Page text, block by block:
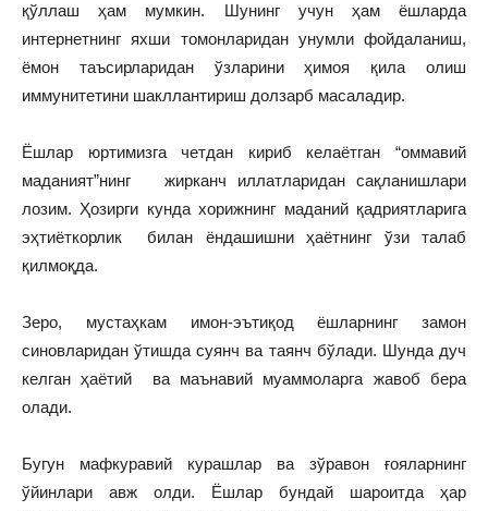
қўллаш ҳам мумкин. Шунинг учун ҳам ёшларда
интернетнинг яхши томонларидан унумли фойдаланиш,
ёмон таъсирларидан ўзларини ҳимоя қила олиш
иммунитетини шакллантириш долзарб масаладир.
Ёшлар юртимизга четдан кириб келаётган “оммавий
маданият”нинг жирканч иллатларидан сақланишлари
лозим. Ҳозирги кунда хорижнинг маданий қадриятларига
эҳтиёткорлик билан ёндашишни ҳаётнинг ўзи талаб
қилмоқда.
Зеро, мустаҳкам имон-эътиқод ёшларнинг замон
синовларидан ўтишда суянч ва таянч бўлади. Шунда дуч
келган ҳаётий ва маънавий муаммоларга жавоб бера
олади.
Бугун мафкуравий курашлар ва зўравон ғояларнинг
ўйинлари авж олди. Ёшлар бундай шароитда ҳар